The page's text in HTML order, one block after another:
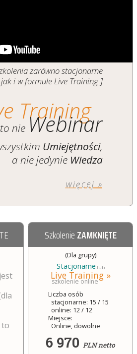
zarówno stacjonarne
jak i w formule Live Training ]
Training
to nie Webinar
Umiejętności,
a nie jedynie Wiedza
więcej »
to
Szkolenie ZAMKNIĘTE
(Dla grupy)
Stacjonarne lub
Live Training »
szkolenie online
Liczba osób
stacjonarne: 15 / 15
online: 12 / 12
Miejsce:
Online, dowolne
6 970 PLN netto